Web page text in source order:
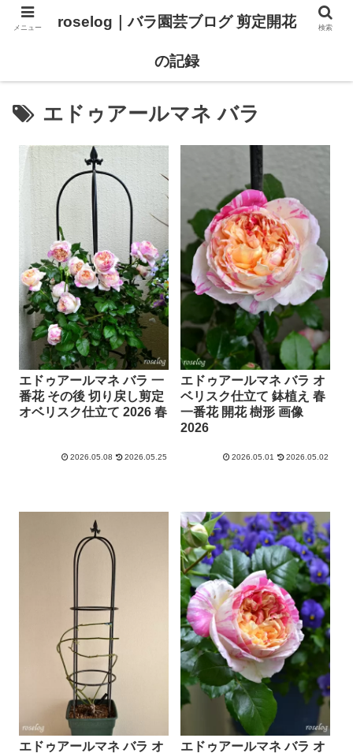
エドゥアールマネ バラ
エドゥアールマネ バラ 一
番花 その後 切り戻し剪定
オベリスク仕立て 2026 春
2026.05.08 2026.05.25
エドゥアールマネ バラ オ
ベリスク仕立て 鉢植え 春
一番花 開花 樹形 画像
2026
2026.05.01 2026.05.02
エドゥアールマネ バラ オ
エドゥアールマネ バラ オ
メニュー roselog｜バラ園芸ブログ 剪定開花
の記録
検索